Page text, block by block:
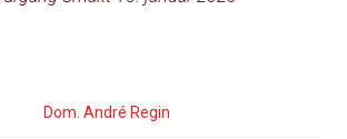
Dom. André Regin